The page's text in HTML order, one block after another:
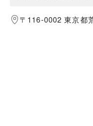
〒116-0002 東京都